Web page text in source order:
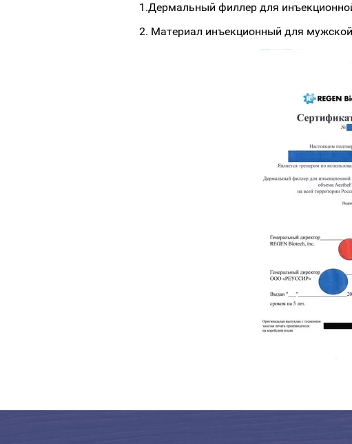
1.Дермальный филлер для
2. Материал инъекционный для